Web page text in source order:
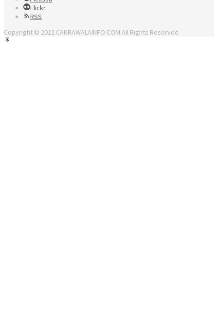
Flickr
RSS
Copyright © 2022 CAKRAWALAINFO.COM All Rights Reserved